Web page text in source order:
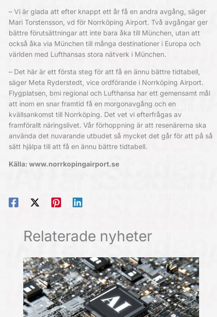
– Vi är glada att efter knappt ett år få en andra avgång, säger
Mari Torstensson, vd för Norrköping Airport. Två avgångar ger
bättre förutsättningar att inte bara åka till München, utan att
också åka via München till många destinationer i Europa och
världen med Lufthansas stora nätverk i München.
– Det här är ett första steg för att få en ännu bättre tidtabell,
säger Meta Ryderstedt, vice ordförande i Norrköping Airport.
Flygplatsen, bmi regional och Lufthansa har ett gemensamt mål
att inom en snar framtid få en morgonavgång och en
kvällsankomst till Norrköping. Det vet vi efterfrågas av
framförallt näringslivet. Vår förhoppning är att resenärerna ska
använda det nuvarande utbudet så mycket det går för att på så
sätt hjälpa till att få en ännu bättre tidtabell.
Källa: www.norrkopingairport.se
Relaterade nyheter